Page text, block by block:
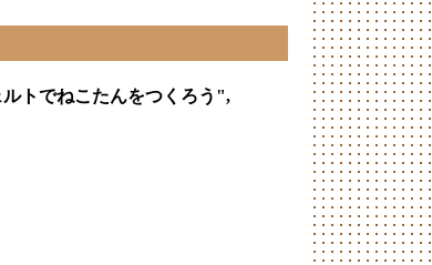
トでねこたんをつくろう",